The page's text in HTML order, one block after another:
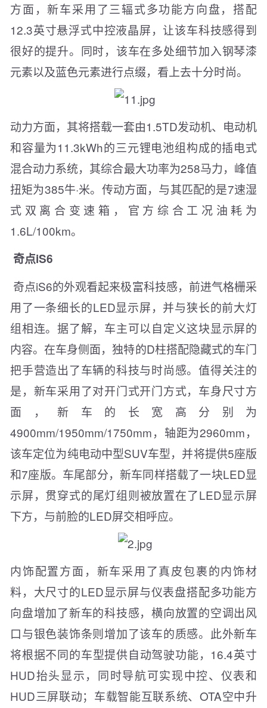
方面，新车采用了三辐式多功能方向盘，搭配
12.3英寸悬浮式中控液晶屏，让该车科技感得到
很好的提升。同时，该车在多处细节加入钢琴漆
元素以及蓝色元素进行点缀，看上去十分时尚。
动力方面，其将搭载一套由1.5TD发动机、电动机
和容量为11.3kWh的三元锂电池组构成的插电式
混合动力系统，其综合最大功率为258马力，峰值
扭矩为385牛·米。传动方面，与其匹配的是7速湿
式双离合变速箱，官方综合工况油耗为
1.6L/100km。
奇点iS6
奇点iS6的外观看起来极富科技感，前进气格栅采
用了一条细长的LED显示屏，并与狭长的前大灯
组相连。据了解，车主可以自定义这块显示屏的
内容。在车身侧面，独特的D柱搭配隐藏式的车门
把手营造出了车辆的科技与时尚感。值得关注的
是，新车采用了对开门式开门方式，车身尺寸方
面，新车的长宽高分别为
4900mm/1950mm/1750mm，轴距为2960mm，
该车定位为纯电动中型SUV车型，并将提供5座版
和7座版。车尾部分，新车同样搭载了一块LED显
示屏，贯穿式的尾灯组则被放置在了LED显示屏
下方，与前脸的LED屏交相呼应。
内饰配置方面，新车采用了真皮包裹的内饰材
料，大尺寸的LED显示屏与仪表盘搭配多功能方
向盘增加了新车的科技感，横向放置的空调出风
口与银色装饰条则增加了该车的质感。此外新车
将根据不同的车型提供自动驾驶功能，16.4英寸
HUD抬头显示，同时导航可实现中控、仪表和
HUD三屏联动；车载智能互联系统、OTA空中升